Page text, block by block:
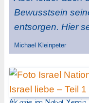
Bewusstsein
entsorgen. Hier
Michael Kleinpeter